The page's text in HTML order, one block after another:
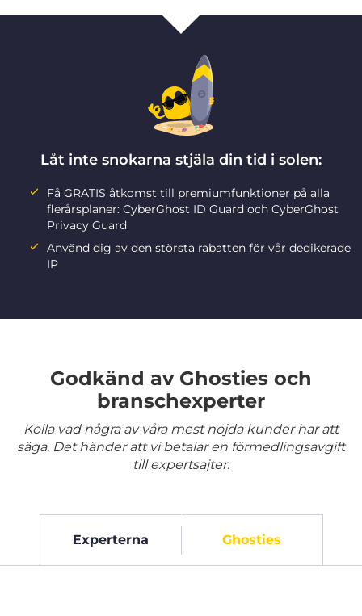
Låt inte snokarna stjäla din tid i solen:
Få GRATIS åtkomst till premiumfunktioner på alla
flerårsplaner: CyberGhost ID Guard och CyberGhost
Privacy Guard
Använd dig av den största rabatten för vår dedikerade
IP
Godkänd av Ghosties och
branschexperter
Kolla vad några av våra mest nöjda kunder har att
säga. Det händer att vi betalar en förmedlingsavgift
till expertsajter.
Experterna Ghosties